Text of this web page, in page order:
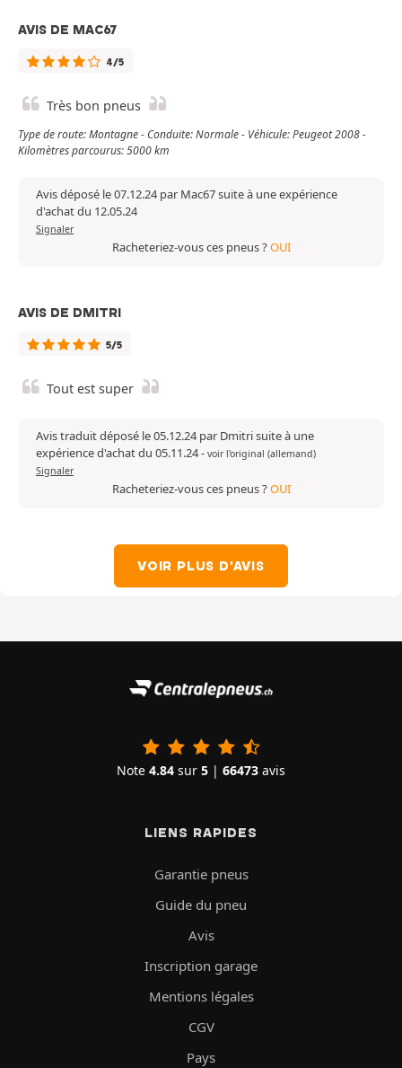
AVIS DE MAC67
4/5
Très bon pneus
Type de route: Montagne - Conduite: Normale - Véhicule: Peugeot 2008 -
Kilomètres parcourus: 5000 km
Avis déposé le 07.12.24 par Mac67 suite à une expérience
d'achat du 12.05.24
Signaler
Racheteriez-vous ces pneus ?OUI
AVIS DE DMITRI
5/5
Tout est super
Avis traduit déposé le 05.12.24 par Dmitri suite à une
expérience d'achat du 05.11.24- voir l'original (allemand)
Signaler
Racheteriez-vous ces pneus ?OUI
VOIR PLUS D'AVIS
Note 4.84 sur 5 | 66473 avis
LIENS RAPIDES
Garantie pneus
Guide du pneu
Avis
Inscription garage
Mentions légales
CGV
Pays